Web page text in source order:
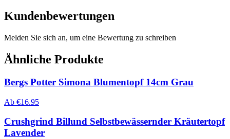
Kundenbewertungen
Melden Sie sich an, um eine Bewertung zu schreiben
Ähnliche Produkte
Bergs Potter Simona Blumentopf 14cm Grau
Ab €16.95
Crushgrind Billund Selbstbewässernder Kräutertopf
Lavender